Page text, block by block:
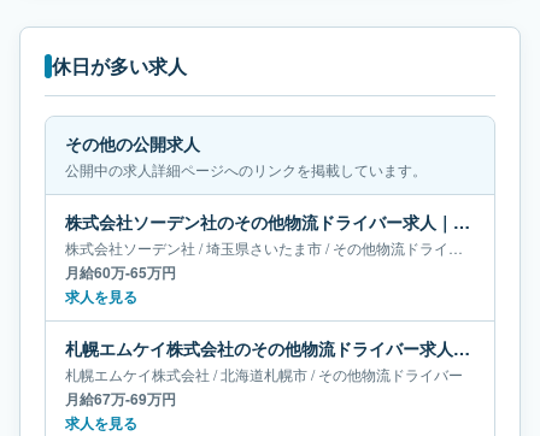
休日が多い求人
その他の公開求人
公開中の求人詳細ページへのリンクを掲載しています。
株式会社ソーデン社のその他物流ドライバー求人｜埼玉県さいたま市｜月給60万-65万円
株式会社ソーデン社 /埼玉県さいたま市/その他物流ドライバー
月給60万-65万円
求人を見る
札幌エムケイ株式会社のその他物流ドライバー求人｜北海道札幌市｜月給67万-69万円
札幌エムケイ株式会社 /北海道札幌市/その他物流ドライバー
月給67万-69万円
求人を見る